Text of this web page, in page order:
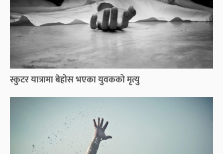
स्कुटर यात्रामा बेहोस भएका युवकको मृत्यु